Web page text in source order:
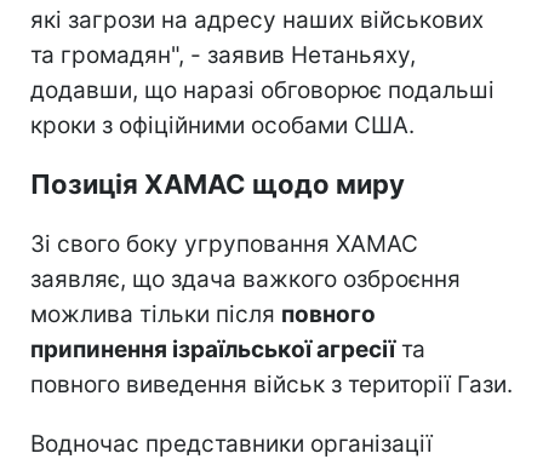
які загрози на адресу наших військових
та громадян", - заявив Нетаньяху,
додавши, що наразі обговорює подальші
кроки з офіційними особами США.
Позиція ХАМАС щодо миру
Зі свого боку угруповання ХАМАС
заявляє, що здача важкого озброєння
можлива тільки після повного
припинення ізраїльської агресіїта
повного виведення військ з території Гази.
Водночас представники організації